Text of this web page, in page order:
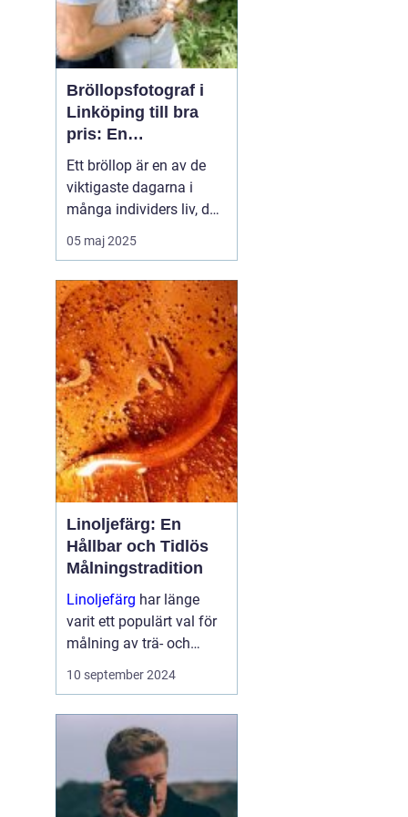
Bröllopsfotograf i
Linköping till bra
pris: En
nyckelspelare för
oförglömliga
minnen
Ett bröllop är en av de
viktigaste dagarna i
många individers liv, där
alla detaljer har
betydelse. En av dessa
den omfattande
planeringen, är valet av
bröllopsfotograf i
Linköping. ...
05 maj 2025
Linoljefärg: En
Hållbar och Tidlös
Målningstradition
Linoljefärg har länge
varit ett populärt val för
målning av trä- och
järnytor, både inomhus
och utomhus...
10 september 2024